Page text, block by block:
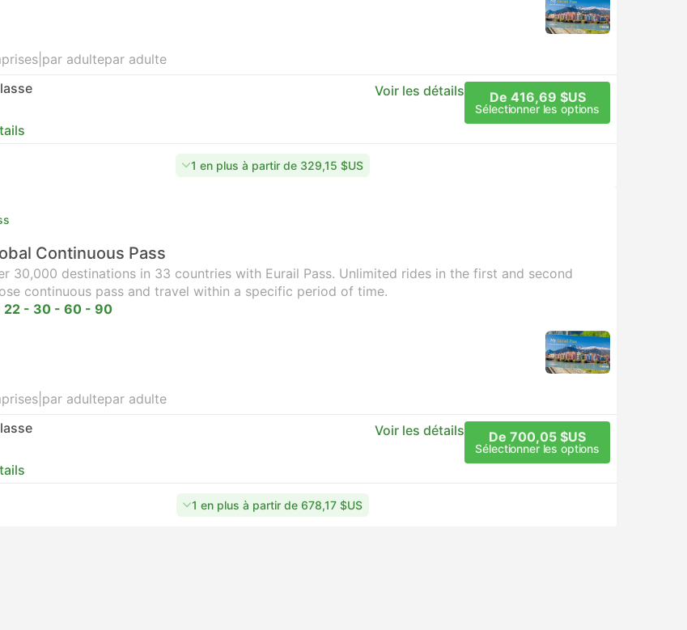
par adultepar adulte
Voir les détails De 416,69 $US
Sélectionner les options
1 en plus à partir de 329,15 $US
Continuous Pass
30,000 destinations in 33 countries with Eurail Pass. Unlimited rides in the first and second
continuous pass and travel within a specific period of time.
22 - 30 - 60 - 90
par adultepar adulte
Voir les détails De 700,05 $US
Sélectionner les options
1 en plus à partir de 678,17 $US